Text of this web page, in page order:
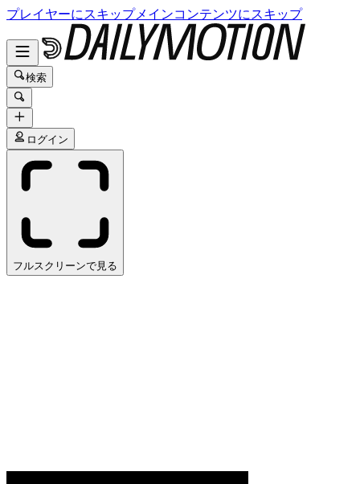
プレイヤーにスキップメインコンテンツにスキップ
検索
ログイン
フルスクリーンで見る